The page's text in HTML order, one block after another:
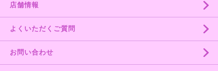
店舗情報
よくいただくご質問
お問い合わせ